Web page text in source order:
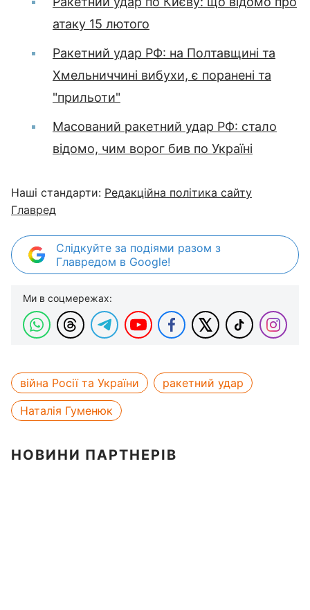
атаку 15 лютого
Ракетний удар РФ: на Полтавщині та
Хмельниччині вибухи, є поранені та
"прильоти"
Масований ракетний удар РФ: стало
відомо, чим ворог бив по Україні
Наші стандарти: Редакційна політика сайту
Главред
Слідкуйте за подіями разом з
Главредом в Google!
Ми в соцмережах:
війна Росії та України
ракетний удар
Наталія Гуменюк
НОВИНИ ПАРТНЕРІВ